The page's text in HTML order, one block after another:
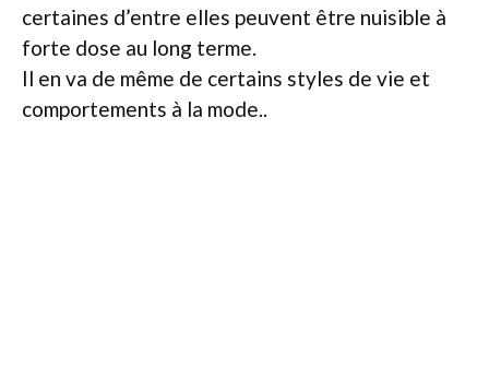
certaines d’entre elles peuvent être nuisible à
forte dose au long terme.
Il en va de même de certains styles de vie et
comportements à la mode..